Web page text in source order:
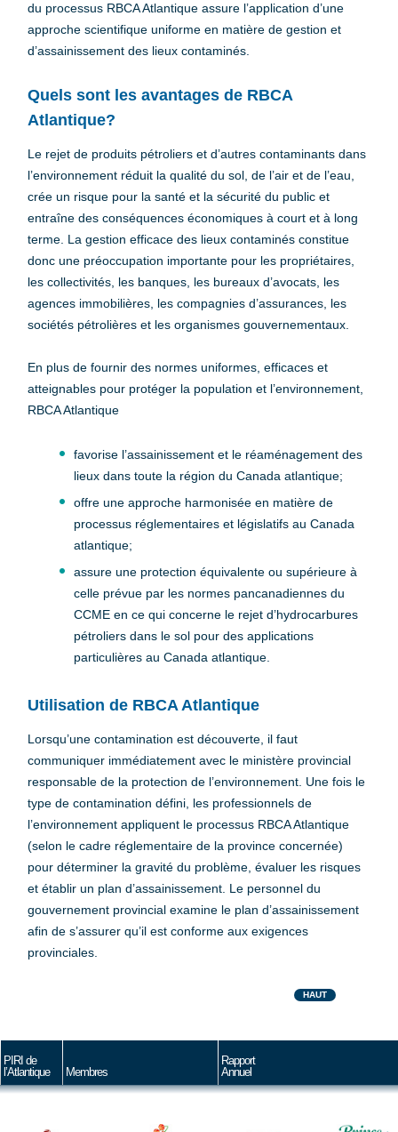
du processus RBCA Atlantique assure l’application d’une
approche scientifique uniforme en matière de gestion et
d’assainissement des lieux contaminés.
Quels sont les avantages de RBCA
Atlantique?
Le rejet de produits pétroliers et d’autres contaminants dans
l’environnement réduit la qualité du sol, de l’air et de l’eau,
crée un risque pour la santé et la sécurité du public et
entraîne des conséquences économiques à court et à long
terme. La gestion efficace des lieux contaminés constitue
donc une préoccupation importante pour les propriétaires,
les collectivités, les banques, les bureaux d’avocats, les
agences immobilières, les compagnies d’assurances, les
sociétés pétrolières et les organismes gouvernementaux.
En plus de fournir des normes uniformes, efficaces et
atteignables pour protéger la population et l’environnement,
RBCA Atlantique
favorise l’assainissement et le réaménagement des
lieux dans toute la région du Canada atlantique;
offre une approche harmonisée en matière de
processus réglementaires et législatifs au Canada
atlantique;
assure une protection équivalente ou supérieure à
celle prévue par les normes pancanadiennes du
CCME en ce qui concerne le rejet d’hydrocarbures
pétroliers dans le sol pour des applications
particulières au Canada atlantique.
Utilisation de RBCA Atlantique
Lorsqu’une contamination est découverte, il faut
communiquer immédiatement avec le ministère provincial
responsable de la protection de l’environnement. Une fois le
type de contamination défini, les professionnels de
l’environnement appliquent le processus RBCA Atlantique
(selon le cadre réglementaire de la province concernée)
pour déterminer la gravité du problème, évaluer les risques
et établir un plan d’assainissement. Le personnel du
gouvernement provincial examine le plan d’assainissement
afin de s’assurer qu’il est conforme aux exigences
provinciales.
HAUT
PIRI de
l’Atlantique
Membres
Rapport
Annuel